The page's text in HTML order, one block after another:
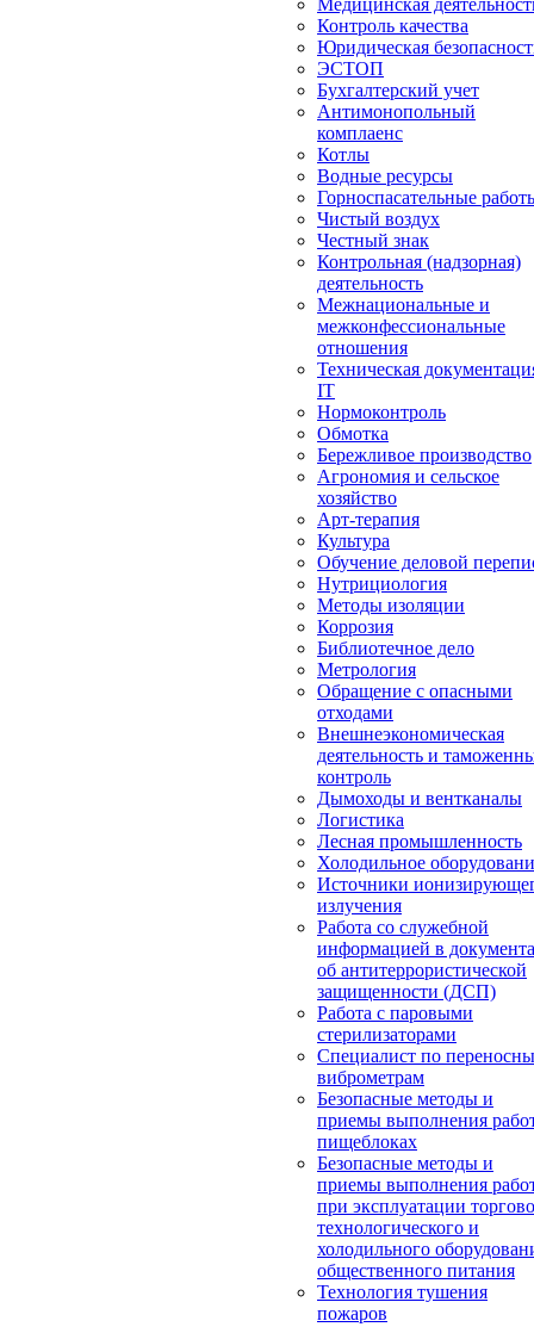
Медицинская
Контроль качества
Юридическая
ЭСТОП
Бухгалтерский учет
Антимонопольный
комплаенс
Котлы
Водные ресурсы
Горноспасательные
Чистый воздух
Честный знак
Контрольная (надзорная)
деятельность
Межнациональные и
межконфессиональные
отношения
Техническая
IT
Нормоконтроль
Обмотка
Бережливое производство
Агрономия и сельское
хозяйство
Арт-терапия
Культура
Обучение деловой
Нутрициология
Методы изоляции
Коррозия
Библиотечное дело
Метрология
Обращение с опасными
отходами
Внешнеэкономическая
деятельность и
контроль
Дымоходы и вентканалы
Логистика
Лесная промышленность
Холодильное
Источники
излучения
Работа со служебной
информацией в
об антитеррористической
защищенности (ДСП)
Работа с паровыми
стерилизаторами
Специалист по
виброметрам
Безопасные методы и
приемы выполнения
пищеблоках
Безопасные методы и
приемы выполнения
при эксплуатации
технологического и
холодильного
общественного питания
Технология тушения
пожаров